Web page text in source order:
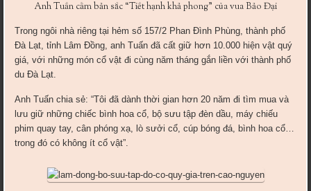
Anh Tuấn cầm bản sắc “Tiết hạnh khả phong” của vua Bảo Đại
Trong ngôi nhà riêng tại hẻm số 157/2 Phan Đình Phùng, thành phố
Đà Lạt, tỉnh Lâm Đồng, anh Tuấn đã cất giữ hơn 10.000 hiện vật quý
giá, với những món cổ vật đi cùng năm tháng gắn liền với thành phố
du Đà Lạt.
Anh Tuấn chia sẻ: “Tôi đã dành thời gian hơn 20 năm đi tìm mua và
lưu giữ những chiếc bình hoa cổ, bộ sưu tập đèn dầu, máy chiếu
phim quay tay, cân phóng xạ, lò sưởi cổ, cúp bóng đá, bình hoa cổ…
trong đó có không ít cổ vật”.